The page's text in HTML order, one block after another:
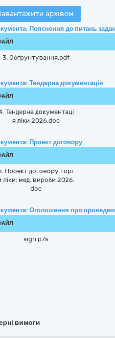
архівом
Пояснення до питань
3. Обґрунтування.pdf
Тендерна документація
Тендерна документаці
я ліки 2026.doc
Проект договору
Проект договору торг
ліки: мед. вироби 2026.
doc
Оголошення про
sign.p7s
вимоги